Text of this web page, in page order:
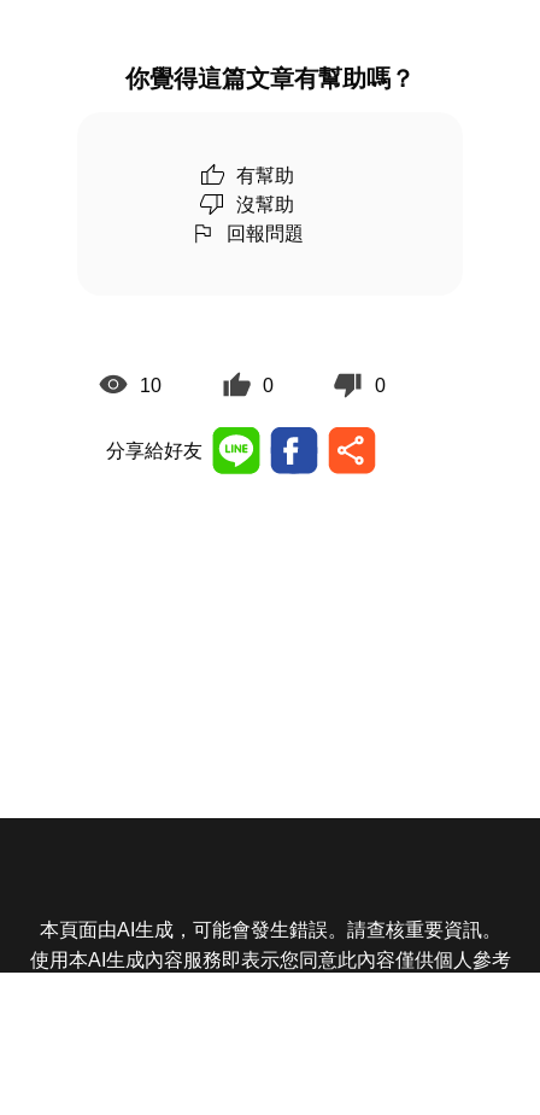
你覺得這篇文章有幫助嗎？
有幫助
沒幫助
回報問題
10 0 0
分享給好友
本頁面由AI生成，可能會發生錯誤。請查核重要資訊。
使用本AI生成內容服務即表示您同意此內容僅供個人參考